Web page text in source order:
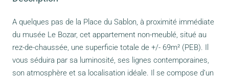
A quelques pas de la Place du Sablon, à proximité immédiate
du musée Le Bozar, cet appartement non-meublé, situé au
rez-de-chaussée, une superficie totale de +/- 69m² (PEB). Il
vous séduira par sa luminosité, ses lignes contemporaines,
son atmosphère et sa localisation idéale. Il se compose d’un